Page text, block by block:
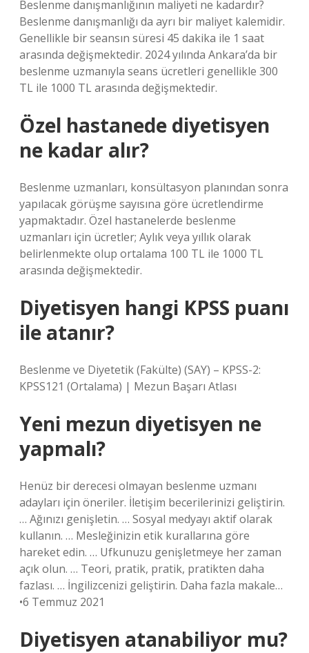
Beslenme danışmanlığının maliyeti ne kadardır?
Beslenme danışmanlığı da ayrı bir maliyet kalemidir.
Genellikle bir seansın süresi 45 dakika ile 1 saat
arasında değişmektedir. 2024 yılında Ankara’da bir
beslenme uzmanıyla seans ücretleri genellikle 300
TL ile 1000 TL arasında değişmektedir.
Özel hastanede diyetisyen
ne kadar alır?
Beslenme uzmanları, konsültasyon planından sonra
yapılacak görüşme sayısına göre ücretlendirme
yapmaktadır. Özel hastanelerde beslenme
uzmanları için ücretler; Aylık veya yıllık olarak
belirlenmekte olup ortalama 100 TL ile 1000 TL
arasında değişmektedir.
Diyetisyen hangi KPSS puanı
ile atanır?
Beslenme ve Diyetetik (Fakülte) (SAY) – KPSS-2:
KPSS121 (Ortalama) | Mezun Başarı Atlası
Yeni mezun diyetisyen ne
yapmalı?
Henüz bir derecesi olmayan beslenme uzmanı
adayları için öneriler. İletişim becerilerinizi geliştirin.
… Ağınızı genişletin. … Sosyal medyayı aktif olarak
kullanın. … Mesleğinizin etik kurallarına göre
hareket edin. … Ufkunuzu genişletmeye her zaman
açık olun. … Teori, pratik, pratik, pratikten daha
fazlası. … İngilizcenizi geliştirin. Daha fazla makale…
•6 Temmuz 2021
Diyetisyen atanabiliyor mu?